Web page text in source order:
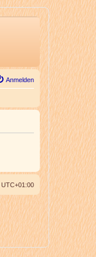
Anmelden
UTC+01:00